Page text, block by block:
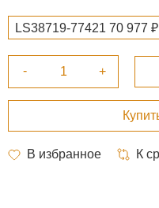
LS38719-77421 70 977 ₽